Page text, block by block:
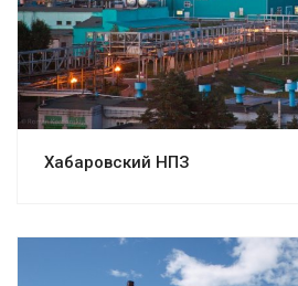
Хабаровский НПЗ